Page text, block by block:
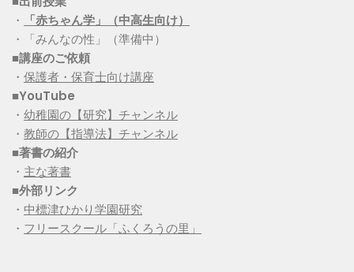
・
「赤ちゃん学」（中高生向け）
・「みんなの性」（準備中）
■講座のご依頼
・ 保護者・保育士向け講座
■YouTube
・ 幼稚園の【研究】チャンネル
・ 教師の【指導法】チャンネル
■著書の紹介
・ 主な著書
■外部リンク
・ 中標津ひかり学園研究
・ フリースクール「ふくろうの里」